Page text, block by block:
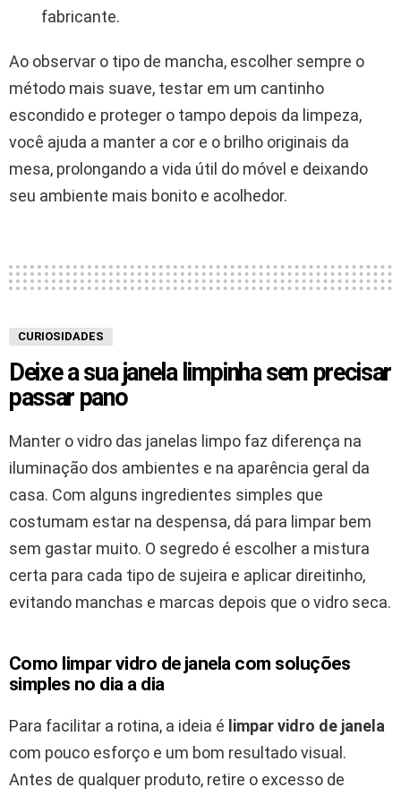
fabricante.
Ao observar o tipo de mancha, escolher sempre o
método mais suave, testar em um cantinho
escondido e proteger o tampo depois da limpeza,
você ajuda a manter a cor e o brilho originais da
mesa, prolongando a vida útil do móvel e deixando
seu ambiente mais bonito e acolhedor.
CURIOSIDADES
Deixe a sua janela limpinha sem precisar
passar pano
Manter o vidro das janelas limpo faz diferença na
iluminação dos ambientes e na aparência geral da
casa. Com alguns ingredientes simples que
costumam estar na despensa, dá para limpar bem
sem gastar muito. O segredo é escolher a mistura
certa para cada tipo de sujeira e aplicar direitinho,
evitando manchas e marcas depois que o vidro seca.
Como limpar vidro de janela com soluções
simples no dia a dia
Para facilitar a rotina, a ideia é limpar vidro de janela
com pouco esforço e um bom resultado visual.
Antes de qualquer produto, retire o excesso de